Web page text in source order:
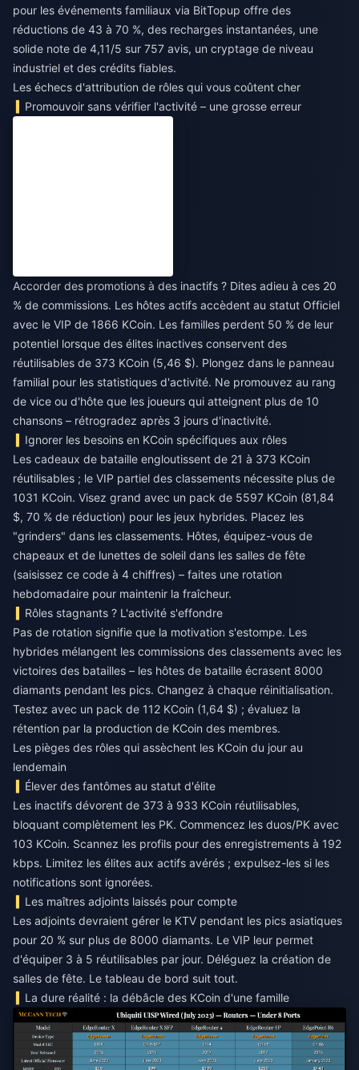
pour les événements familiaux via BitTopup offre des
réductions de 43 à 70 %, des recharges instantanées, une
solide note de 4,11/5 sur 757 avis, un cryptage de niveau
industriel et des crédits fiables.
Les échecs d'attribution de rôles qui vous coûtent cher
Promouvoir sans vérifier l'activité – une grosse erreur
Accorder des promotions à des inactifs ? Dites adieu à ces 20
% de commissions. Les hôtes actifs accèdent au statut Officiel
avec le VIP de 1866 KCoin. Les familles perdent 50 % de leur
potentiel lorsque des élites inactives conservent des
réutilisables de 373 KCoin (5,46 $). Plongez dans le panneau
familial pour les statistiques d'activité. Ne promouvez au rang
de vice ou d'hôte que les joueurs qui atteignent plus de 10
chansons – rétrogradez après 3 jours d'inactivité.
Ignorer les besoins en KCoin spécifiques aux rôles
Les cadeaux de bataille engloutissent de 21 à 373 KCoin
réutilisables ; le VIP partiel des classements nécessite plus de
1031 KCoin. Visez grand avec un pack de 5597 KCoin (81,84
$, 70 % de réduction) pour les jeux hybrides. Placez les
"grinders" dans les classements. Hôtes, équipez-vous de
chapeaux et de lunettes de soleil dans les salles de fête
(saisissez ce code à 4 chiffres) – faites une rotation
hebdomadaire pour maintenir la fraîcheur.
Rôles stagnants ? L'activité s'effondre
Pas de rotation signifie que la motivation s'estompe. Les
hybrides mélangent les commissions des classements avec les
victoires des batailles – les hôtes de bataille écrasent 8000
diamants pendant les pics. Changez à chaque réinitialisation.
Testez avec un pack de 112 KCoin (1,64 $) ; évaluez la
rétention par la production de KCoin des membres.
Les pièges des rôles qui assèchent les KCoin du jour au
lendemain
Élever des fantômes au statut d'élite
Les inactifs dévorent de 373 à 933 KCoin réutilisables,
bloquant complètement les PK. Commencez les duos/PK avec
103 KCoin. Scannez les profils pour des enregistrements à 192
kbps. Limitez les élites aux actifs avérés ; expulsez-les si les
notifications sont ignorées.
Les maîtres adjoints laissés pour compte
Les adjoints devraient gérer le KTV pendant les pics asiatiques
pour 20 % sur plus de 8000 diamants. Le VIP leur permet
d'équiper 3 à 5 réutilisables par jour. Déléguez la création de
salles de fête. Le tableau de bord suit tout.
La dure réalité : la débâcle des KCoin d'une famille